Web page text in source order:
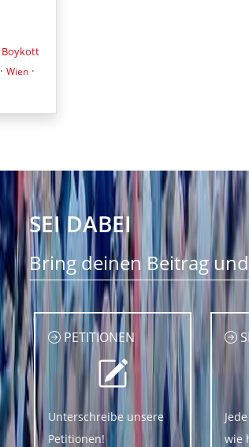
Boykott
· Wien ·
SEI DABEI
Bring deinen Beitrag
PETITIONEN
Unterschreibe unsere
Petitionen!
wie